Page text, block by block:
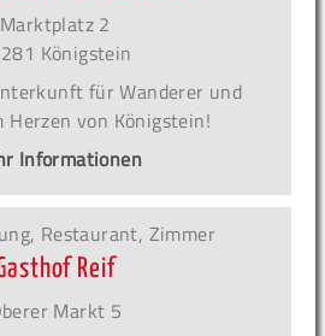
Marktplatz 2
Königstein
für Wanderer und
von Königstein!
Informationen
Restaurant, Zimmer
Reif
Markt 5